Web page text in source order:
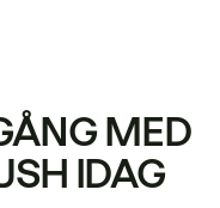
MED
IDAG